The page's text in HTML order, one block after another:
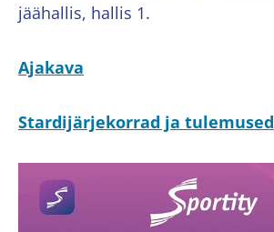
jäähallis, hallis 1.
Ajakava
Stardijärjekorrad ja tulemused